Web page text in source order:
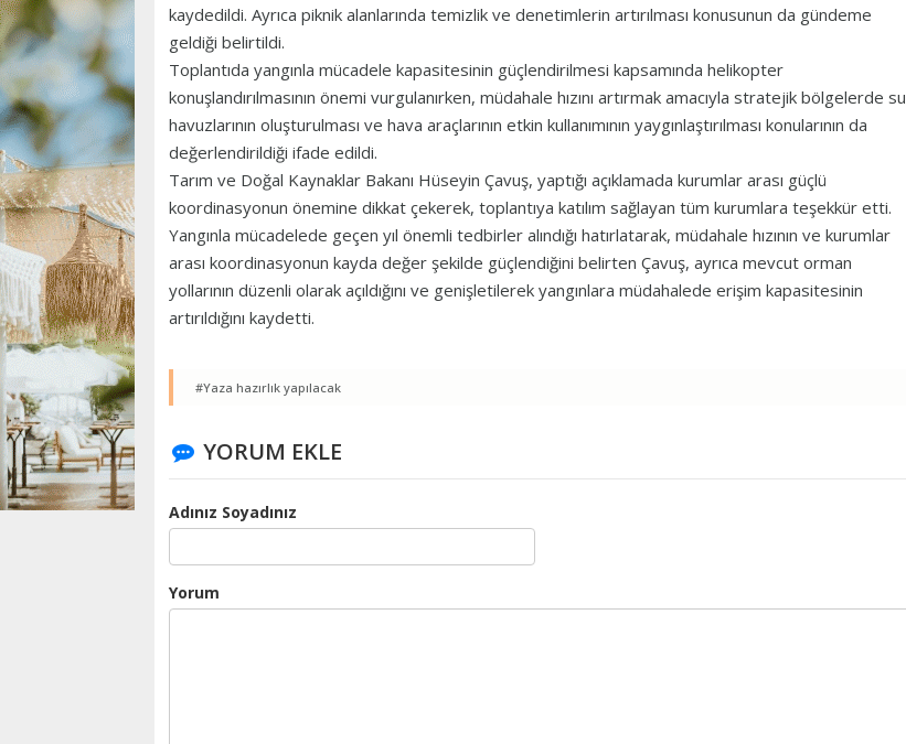
kaydedildi. Ayrıca piknik alanlarında temizlik ve denetimlerin artırılması konusunun da gündeme
geldiği belirtildi.
Toplantıda yangınla mücadele kapasitesinin güçlendirilmesi kapsamında helikopter
konuşlandırılmasının önemi vurgulanırken, müdahale hızını artırmak amacıyla stratejik bölgelerde su
havuzlarının oluşturulması ve hava araçlarının etkin kullanımının yaygınlaştırılması konularının da
değerlendirildiği ifade edildi.
Tarım ve Doğal Kaynaklar Bakanı Hüseyin Çavuş, yaptığı açıklamada kurumlar arası güçlü
koordinasyonun önemine dikkat çekerek, toplantıya katılım sağlayan tüm kurumlara teşekkür etti.
Yangınla mücadelede geçen yıl önemli tedbirler alındığı hatırlatarak, müdahale hızının ve kurumlar
arası koordinasyonun kayda değer şekilde güçlendiğini belirten Çavuş, ayrıca mevcut orman
yollarının düzenli olarak açıldığını ve genişletilerek yangınlara müdahalede erişim kapasitesinin
artırıldığını kaydetti.
#Yaza hazırlık yapılacak
YORUM EKLE
Adınız Soyadınız
Yorum